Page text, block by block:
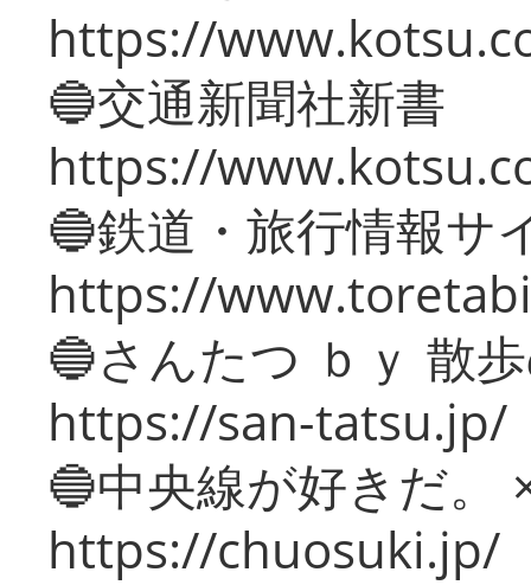
https://
🔵交通新聞社新書
https://
🔵鉄道・旅行情報サ
https://
🔵さんたつ ｂｙ 散
https://san-tatsu.jp/
🔵中央線が好きだ。
https://chuosuki.jp/